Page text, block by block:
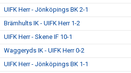
UIFK Herr - Jönköpings BK 2-1
Brämhults IK - UIFK Herr 1-2
UIFK Herr - Skene IF 10-1
Waggeryds IK - UIFK Herr 0-2
UIFK Herr - Jönköpings BK 1-1